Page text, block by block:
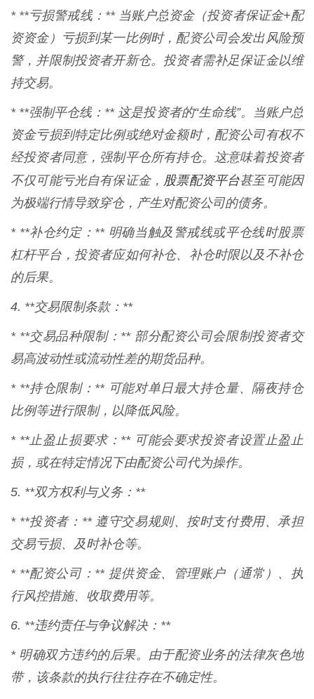
* **亏损警戒线：** 当账户总资金（投资者保证金+配
资资金）亏损到某一比例时，配资公司会发出风险预
警，并限制投资者开新仓。投资者需补足保证金以维
持交易。
* **强制平仓线：** 这是投资者的“生命线”。当账户总
资金亏损到特定比例或绝对金额时，配资公司有权不
经投资者同意，强制平仓所有持仓。这意味着投资者
不仅可能亏光自有保证金， 股票配资平台甚至可能因
为极端行情导致穿仓，产生对配资公司的债务。
* **补仓约定：** 明确当触及警戒线或平仓线时股票
杠杆平台，投资者应如何补仓、补仓时限以及不补仓
的后果。
4. **交易限制条款：**
* **交易品种限制：** 部分配资公司会限制投资者交
易高波动性或流动性差的期货品种。
* **持仓限制：** 可能对单日最大持仓量、隔夜持仓
比例等进行限制，以降低风险。
* **止盈止损要求：** 可能会要求投资者设置止盈止
损，或在特定情况下由配资公司代为操作。
5. **双方权利与义务：**
* **投资者：** 遵守交易规则、按时支付费用、承担
交易亏损、及时补仓等。
* **配资公司：** 提供资金、管理账户（通常）、执
行风控措施、收取费用等。
6. **违约责任与争议解决：**
* 明确双方违约的后果。由于配资业务的法律灰色地
带，该条款的执行往往存在不确定性。